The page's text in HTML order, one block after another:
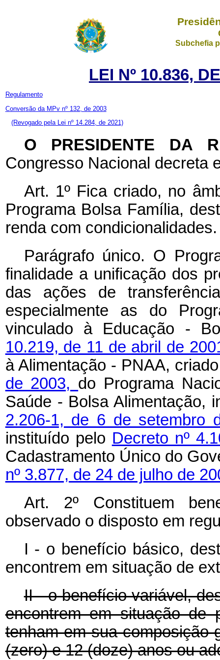
Subchefia
LEI Nº 10.836,
Regulamento
Conversão da MPv nº 132, de 2003
(Revogado pela Lei nº 14.284, de 2021)
O PRESIDENTE DA
Congresso Nacional decreta
Art. 1º Fica criado, no
Programa Bolsa Família,
renda com condicionalidades.
Parágrafo único. O
finalidade a unificação dos
das ações de
especialmente as do
vinculado à Educação -
10.219, de 11 de abril de
à Alimentação - PNAA,
de 2003, do Programa
Saúde - Bolsa Alimentação,
2.206-1, de 6 de setembro
instituído pelo Decreto nº
Cadastramento Único do
nº 3.877, de 24 de julho de
Art. 2º Constituem
observado o disposto em
I - o benefício básico,
encontrem em situação de
II - o benefício variável,
encontrem em situação de
tenham em sua composição
(zero) e 12 (doze) anos ou